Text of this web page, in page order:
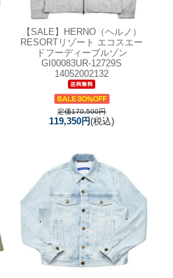
【SALE】 HERNO（ヘルノ）
RESORTリゾート エコスエー
ドフーディーブルゾン
GI00083UR-12729S
14052002132
定価170,500円
119,350円(税込)